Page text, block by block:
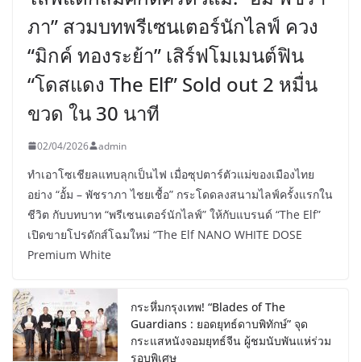
ภา” สวมบทพรีเซนเตอร์นักไลฟ์ ควง
“มิกค์ ทองระย้า” เสิร์ฟโมเมนต์ฟิน
“โดสแดง The Elf” Sold out 2 หมื่น
ขวด ใน 30 นาที
02/04/2026 admin
ทำเอาโซเชียลแทบลุกเป็นไฟ เมื่อซุปตาร์ตัวแม่ของเมืองไทย
อย่าง “อั้ม – พัชราภา ไชยเชื้อ” กระโดดลงสนามไลฟ์ครั้งแรกใน
ชีวิต กับบทบาท “พรีเซนเตอร์นักไลฟ์” ให้กับแบรนด์ “The Elf”
เปิดขายโปรดักส์โฉมใหม่ “The Elf NANO WHITE DOSE
Premium White
กระหึ่มกรุงเทพ! “Blades of The
Guardians : ยอดยุทธ์ดาบพิทักษ์” จุด
กระแสหนังจอมยุทธ์จีน ผู้ชมนับพันแห่ร่วม
รอบพิเศษ